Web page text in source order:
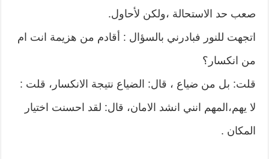
صعب حد الاستحالة ،ولكن لأحاول.
اتجهت للنور فبادرني بالسؤال : أقادم من هزيمة انت ام
من انكسار؟
قلت: بل من ضياع ، قال: الضياع نتيجة الانكسار، قلت :
لا يهم،المهم انني انشد الامان، قال: لقد احسنت اختيار
المكان .